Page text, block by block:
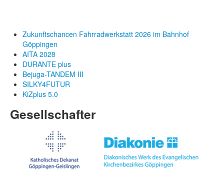
Zukunftschancen Fahrradwerkstatt 2026 im Bahnhof
Göppingen
AITA 2028
DURANTE plus
Bejuga-TANDEM III
SILKY4FUTUR
KiZplus 5.0
Gesellschafter